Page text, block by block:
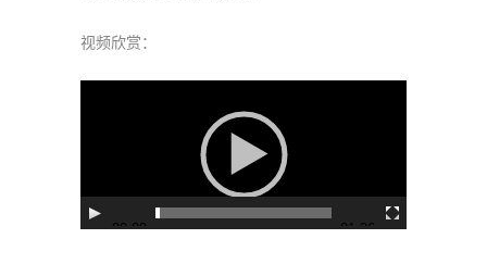
视频欣赏：
器
00:00 01:36